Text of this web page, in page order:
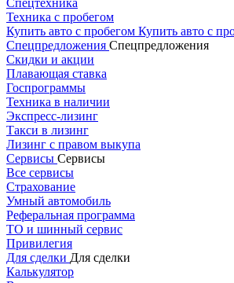
Спецтехника
Техника с пробегом
Купить авто с пробегом Купить авто с
Спецпредложения Спецпредложения
Скидки и акции
Плавающая ставка
Госпрограммы
Техника в наличии
Экспресс-лизинг
Такси в лизинг
Лизинг с правом выкупа
Сервисы Сервисы
Все сервисы
Страхование
Умный автомобиль
Реферальная программа
ТО и шинный сервис
Привилегия
Для сделки Для сделки
Калькулятор